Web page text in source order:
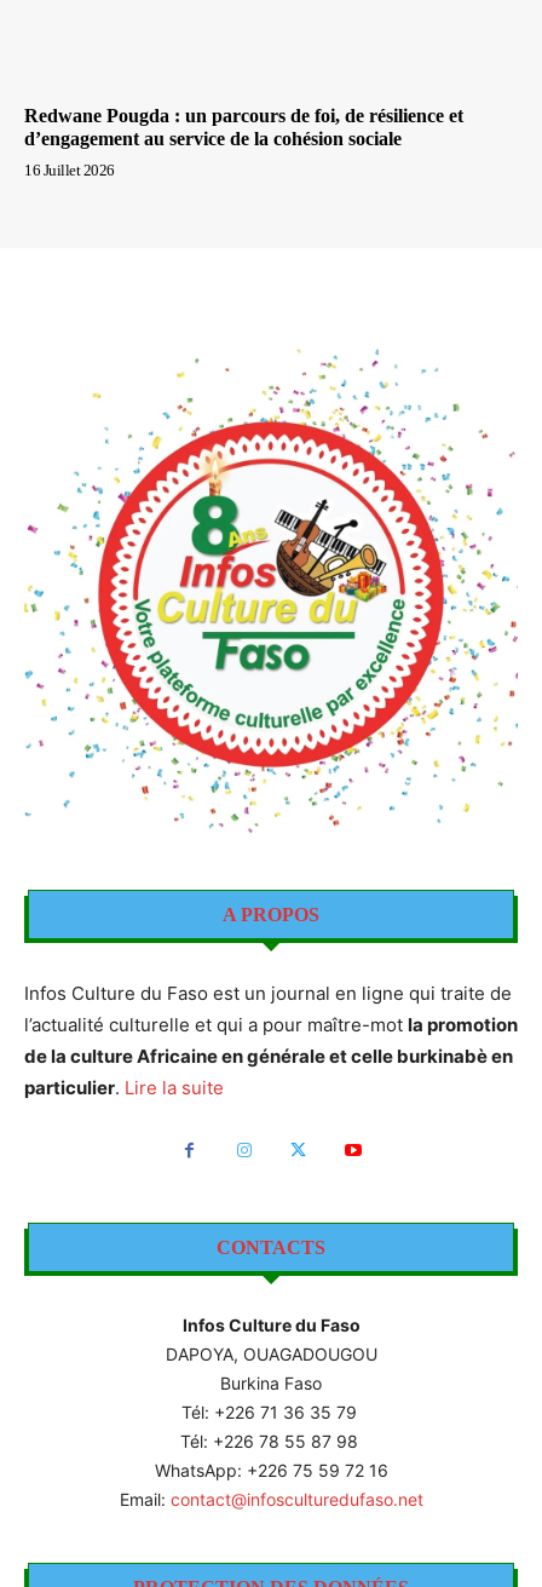
Redwane Pougda : un parcours de foi, de résilience et
d’engagement au service de la cohésion sociale
16 Juillet 2026
A PROPOS
Infos Culture du Faso est un journal en ligne qui traite de
l’actualité culturelle et qui a pour maître-mot la promotion
de la culture Africaine en générale et celle burkinabè en
particulier. Lire la suite
CONTACTS
Infos Culture du Faso
DAPOYA, OUAGADOUGOU
Burkina Faso
Tél: +226 71 36 35 79
Tél: +226 78 55 87 98
WhatsApp: +226 75 59 72 16
Email: contact@infosculturedufaso.net